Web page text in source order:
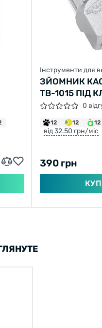
Інструменти для
ЗЙОМНИК
TB-1015 ПІД
0
12 12 12
від 32.50 грн/міс
390 грн